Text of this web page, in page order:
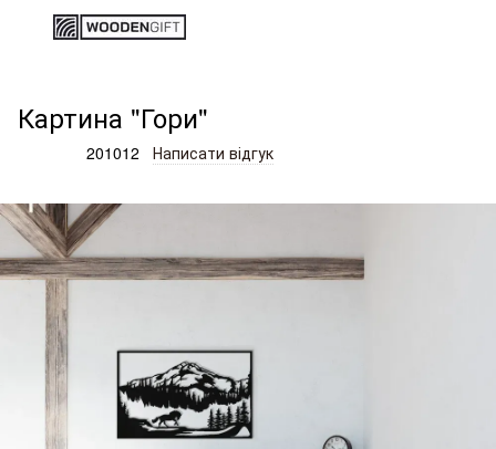
Картина "Гори"
201012 Написати відгук